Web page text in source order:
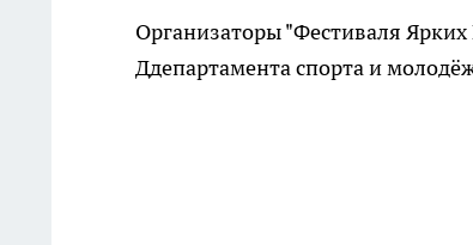
Организаторы "Фестиваля
Ддепартамента спорта и